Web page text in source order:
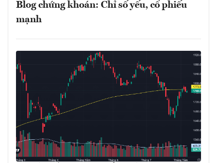
Blog chứng khoán: Chỉ số yếu, cổ phiếu
mạnh